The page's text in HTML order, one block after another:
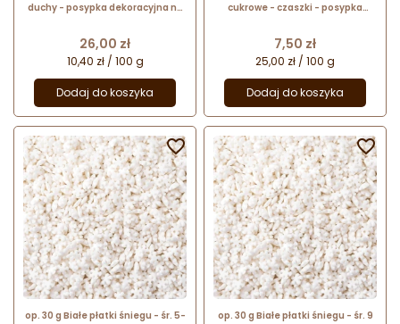
duchy - posypka dekoracyjna na
Cena
26,00 zł
10,40 zł / 100 g
Dodaj do koszyka
cukrowe - czaszki - posypka
mm
Cena
7,50 zł
25,00 zł / 100 g
Dodaj do koszyka
op. 30 g Białe płatki śniegu - śr. 5-

op. 30 g Białe płatki śniegu - śr. 9
